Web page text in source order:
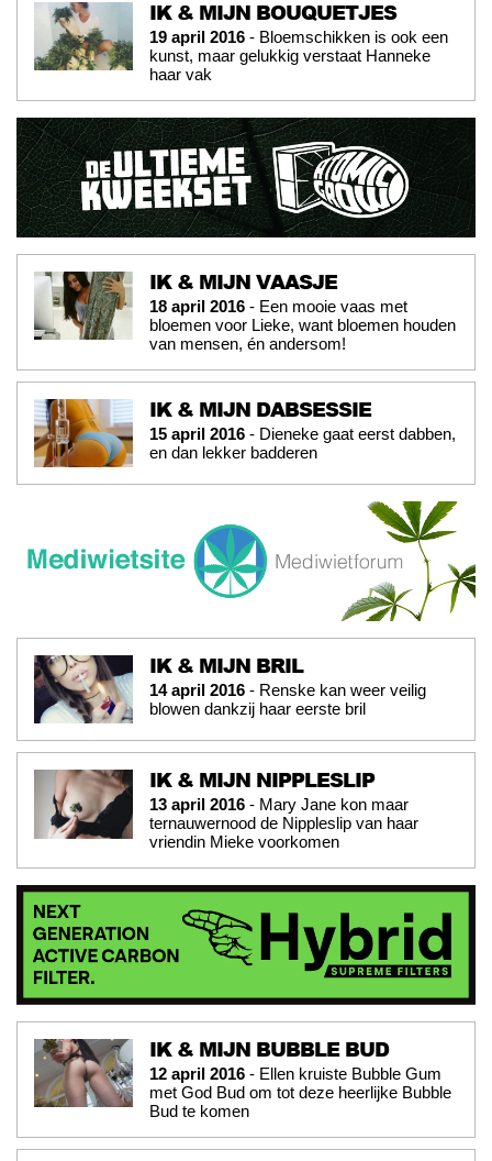
IK & MIJN BOUQUETJES
19 april 2016 - Bloemschikken is ook een
kunst, maar gelukkig verstaat Hanneke
haar vak
IK & MIJN VAASJE
18 april 2016 - Een mooie vaas met
bloemen voor Lieke, want bloemen houden
van mensen, én andersom!
IK & MIJN DABSESSIE
15 april 2016 - Dieneke gaat eerst dabben,
en dan lekker badderen
IK & MIJN BRIL
14 april 2016 - Renske kan weer veilig
blowen dankzij haar eerste bril
IK & MIJN NIPPLESLIP
13 april 2016 - Mary Jane kon maar
ternauwernood de Nippleslip van haar
vriendin Mieke voorkomen
IK & MIJN BUBBLE BUD
12 april 2016 - Ellen kruiste Bubble Gum
met God Bud om tot deze heerlijke Bubble
Bud te komen